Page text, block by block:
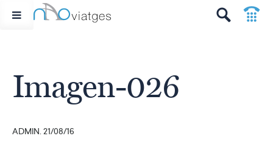
Imagen-026
ADMIN. 21/08/16
t
p